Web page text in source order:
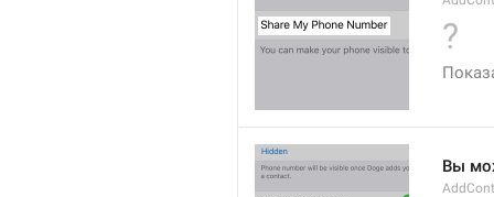
?
Вы